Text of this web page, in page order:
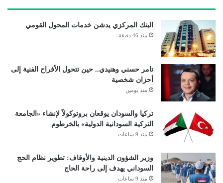
البنك المركزي يدشن خدمات المحول القومي
منذ 46 دقيقة
تامر حسني وهنيدي.. حين تتحول الأفراح الفنية إلى
أحزان شخصية
منذ يومين
تركيا والسودان يوقعان بروتوكولاً لإنشاء «الجامعة
التركية السودانية الدولية» بالخرطوم
منذ 9 ساعات
وزير الشؤون الدينية والأوقاف: تطوير نظام الحج
السوداني يهدف إلى راحة الحاج
منذ 9 ساعات